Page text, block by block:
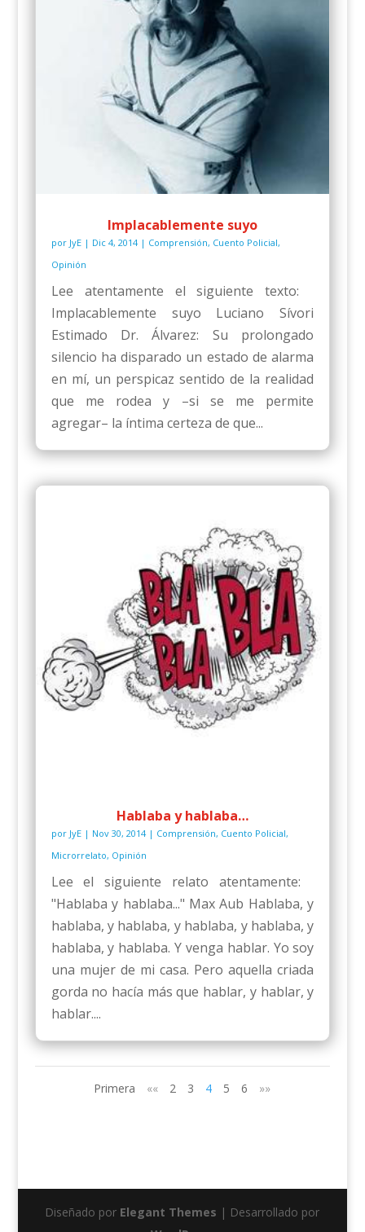
Implacablemente suyo
por JyE| Dic 4, 2014| Comprensión, Cuento Policial,
Opinión
Lee atentamente el siguiente texto:
Implacablemente suyo Luciano Sívori
Estimado Dr. Álvarez: Su prolongado
silencio ha disparado un estado de alarma
en mí, un perspicaz sentido de la realidad
que me rodea y –si se me permite
agregar– la íntima certeza de que...
Hablaba y hablaba…
por JyE| Nov 30, 2014| Comprensión, Cuento Policial,
Microrrelato, Opinión
Lee el siguiente relato atentamente:
"Hablaba y hablaba..." Max Aub Hablaba, y
hablaba, y hablaba, y hablaba, y hablaba, y
hablaba, y hablaba. Y venga hablar. Yo soy
una mujer de mi casa. Pero aquella criada
gorda no hacía más que hablar, y hablar, y
hablar....
Primera «« 2 3 4 5 6 »»
Diseñado por Elegant Themes | Desarrollado por